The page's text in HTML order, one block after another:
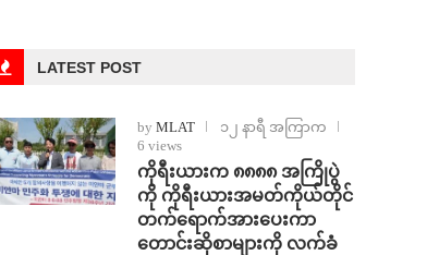
LATEST POST
by MLAT
၁၂ နာရီ အကြာက
6 views
ကိုရီးယားက ၈၈၈၈ အကြိုပွဲ
ကို ကိုရီးယားအမတ်ကိုယ်တိုင်
တက်ရောက်အားပေးကာ
တောင်းဆိုစာများကို လက်ခံ